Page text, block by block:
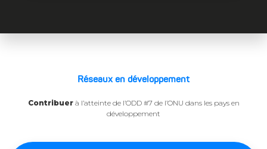
Réseaux en développement
Contribuerà l’atteinte de l’ODD #7 de l’ONU dans les pays en
développement